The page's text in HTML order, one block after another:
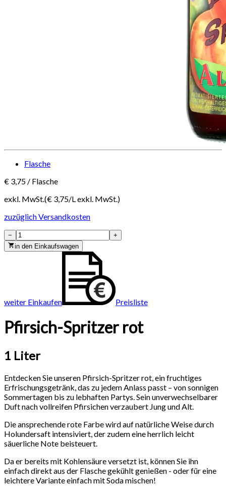
Flasche
€ 3,75 / Flasche
exkl. MwSt.(€ 3,75/L exkl. MwSt. )
zuzüglich Versandkosten
−
+
in den Einkaufswagen
weiter Einkaufen Preisliste
Pfirsich-Spritzer rot
1 Liter
Entdecken Sie unseren Pfirsich-Spritzer rot, ein fruchtiges
Erfrischungsgetränk, das zu jedem Anlass passt – von sonnigen
Sommertagen bis zu lebhaften Partys. Sein unverwechselbarer
Duft nach vollreifen Pfirsichen verzaubert Jung und Alt.
Die ansprechende rote Farbe wird auf natürliche Weise durch
Holundersaft intensiviert, der zudem eine herrlich leicht
säuerliche Note beisteuert.
Da er bereits mit Kohlensäure versetzt ist, können Sie ihn
einfach direkt aus der Flasche gekühlt genießen - oder für eine
leichtere Variante einfach mit Soda mischen!